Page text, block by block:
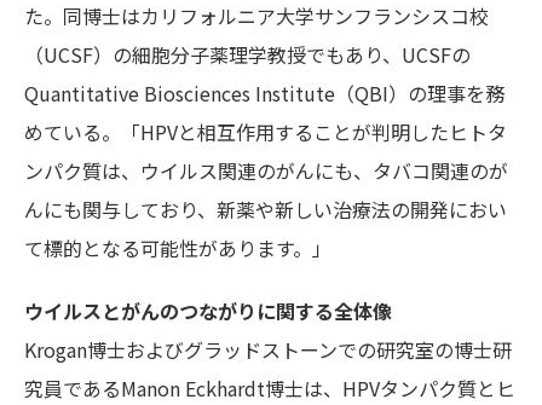
た。同博士はカリフォルニア大学サンフランシスコ校
（UCSF）の細胞分子薬理学教授でもあり、UCSFの
Quantitative Biosciences Institute（QBI）の理事を務
めている。「HPVと相互作用することが判明したヒトタ
ンパク質は、ウイルス関連のがんにも、タバコ関連のが
んにも関与しており、新薬や新しい治療法の開発におい
て標的となる可能性があります。」
ウイルスとがんのつながりに関する全体像
Krogan博士およびグラッドストーンでの研究室の博士研
究員であるManon Eckhardt博士は、HPVタンパク質とヒ